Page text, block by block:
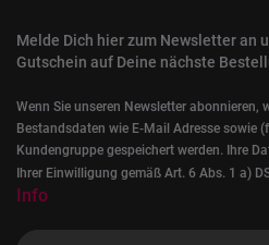
Melde Dich hier zum Newsletter an
Gutschein auf Deine nächste
Wenn Sie unseren Newsletter abonnieren,
Bestandsdaten wie E-Mail Adresse sowie
Kundengruppe gespeichert werden. Ihre
Ihrer Einwilligung gemäß Art. 6 Abs. 1 a)
Info